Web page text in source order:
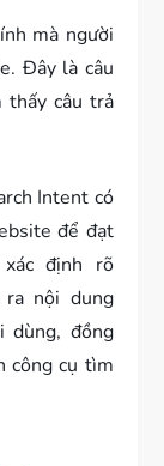
mà người
Đây là câu
thấy câu trả
Intent có
để đạt
định rõ
ra nội dung
dùng, đồng
công cụ tìm